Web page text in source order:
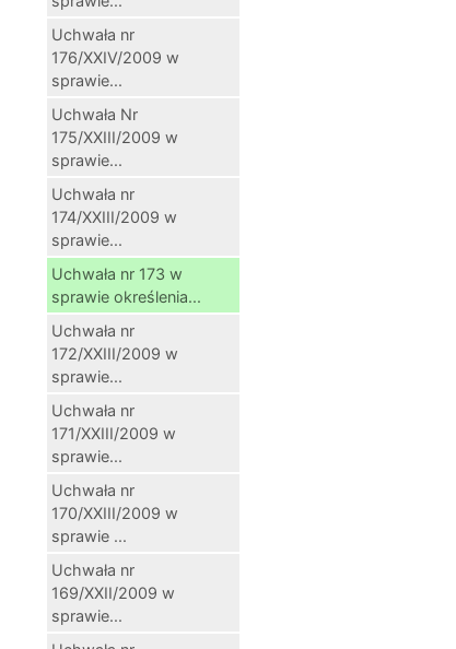
Uchwała nr
176/XXIV/2009 w
sprawie...
Uchwała Nr
175/XXIII/2009 w
sprawie...
Uchwała nr
174/XXIII/2009 w
sprawie...
Uchwała nr 173 w
sprawie określenia...
Uchwała nr
172/XXIII/2009 w
sprawie...
Uchwała nr
171/XXIII/2009 w
sprawie...
Uchwała nr
170/XXIII/2009 w
sprawie ...
Uchwała nr
169/XXII/2009 w
sprawie...